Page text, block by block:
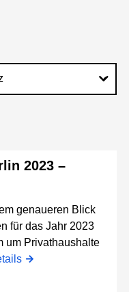
2023 –
genaueren Blick
für das Jahr 2023
um Privathaushalte